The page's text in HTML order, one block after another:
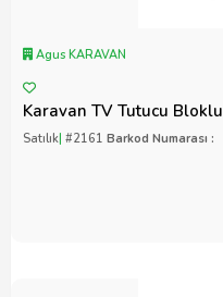
Agus KARAVAN
Karavan TV Tutucu Bloklu
Satılık| #2161 Barkod Numarası :